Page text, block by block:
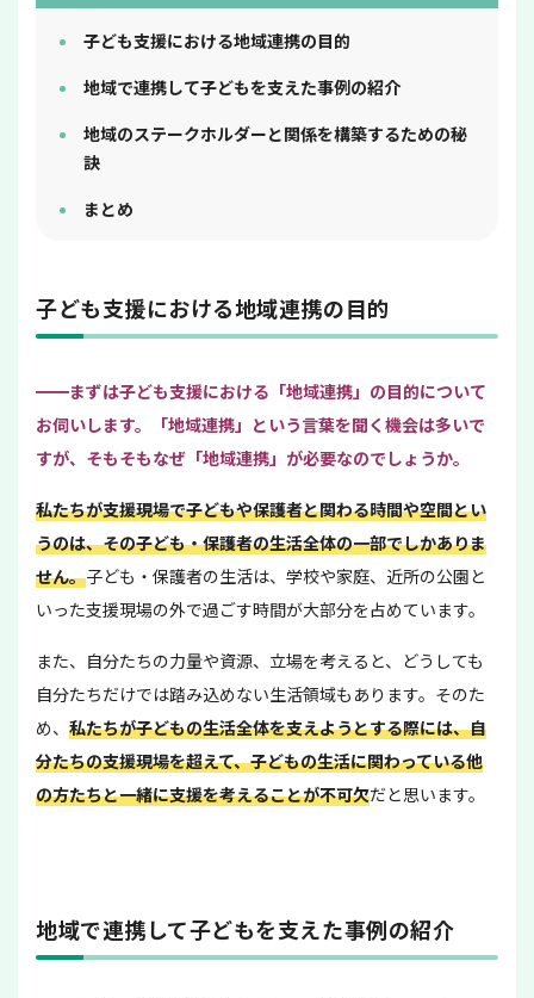
子ども支援における地域連携の目的
地域で連携して子どもを支えた事例の紹介
地域のステークホルダーと関係を構築するための秘
訣
まとめ
子ども支援における地域連携の目的
━━まずは子ども支援における「地域連携」の目的について
お伺いします。「地域連携」という言葉を聞く機会は多いで
すが、そもそもなぜ「地域連携」が必要なのでしょうか。
私たちが支援現場で子どもや保護者と関わる時間や空間とい
うのは、その子ども・保護者の生活全体の一部でしかありま
せん。子ども・保護者の生活は、学校や家庭、近所の公園と
いった支援現場の外で過ごす時間が大部分を占めています。
また、自分たちの力量や資源、立場を考えると、どうしても
自分たちだけでは踏み込めない生活領域もあります。そのた
め、 私たちが子どもの生活全体を支えようとする際には、自
分たちの支援現場を超えて、子どもの生活に関わっている他
の方たちと一緒に支援を考えることが不可欠だと思います。
地域で連携して子どもを支えた事例の紹介